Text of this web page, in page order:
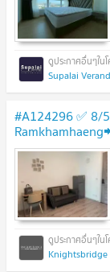
Supalai
#A124296 ✅ 8/
Knightsbridge